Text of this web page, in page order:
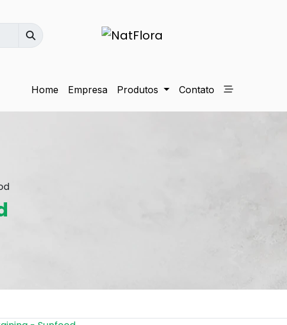
Home Empresa Produtos Contato